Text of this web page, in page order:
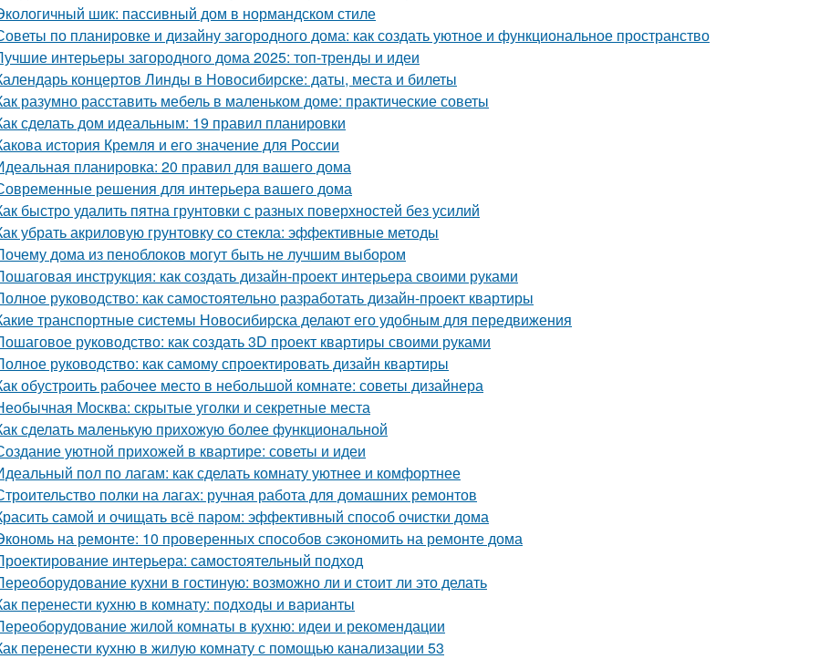
шик: пассивный дом в нормандском стиле
по планировке и дизайну загородного дома: как создать уютное и функциональное пространство
интерьеры загородного дома 2025: топ-тренды и идеи
концертов Линды в Новосибирске: даты, места и билеты
разумно расставить мебель в маленьком доме: практические советы
сделать дом идеальным: 19 правил планировки
история Кремля и его значение для России
планировка: 20 правил для вашего дома
решения для интерьера вашего дома
быстро удалить пятна грунтовки с разных поверхностей без усилий
убрать акриловую грунтовку со стекла: эффективные методы
дома из пеноблоков могут быть не лучшим выбором
инструкция: как создать дизайн-проект интерьера своими руками
руководство: как самостоятельно разработать дизайн-проект квартиры
транспортные системы Новосибирска делают его удобным для передвижения
руководство: как создать 3D проект квартиры своими руками
руководство: как самому спроектировать дизайн квартиры
обустроить рабочее место в небольшой комнате: советы дизайнера
Москва: скрытые уголки и секретные места
сделать маленькую прихожую более функциональной
уютной прихожей в квартире: советы и идеи
пол по лагам: как сделать комнату уютнее и комфортнее
полки на лагах: ручная работа для домашних ремонтов
самой и очищать всё паром: эффективный способ очистки дома
на ремонте: 10 проверенных способов сэкономить на ремонте дома
интерьера: самостоятельный подход
кухни в гостиную: возможно ли и стоит ли это делать
перенести кухню в комнату: подходы и варианты
жилой комнаты в кухню: идеи и рекомендации
перенести кухню в жилую комнату с помощью канализации 53